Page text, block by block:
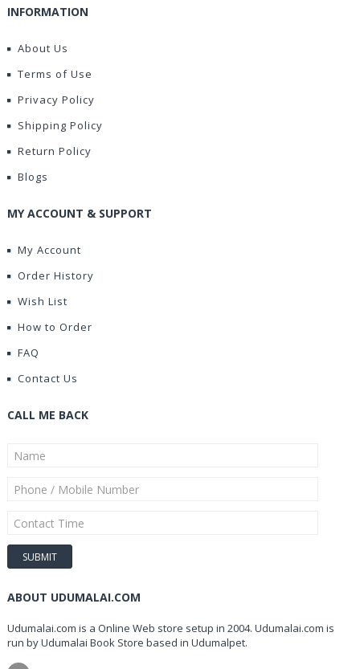
INFORMATION
About Us
Terms of Use
Privacy Policy
Shipping Policy
Return Policy
Blogs
MY ACCOUNT & SUPPORT
My Account
Order History
Wish List
How to Order
FAQ
Contact Us
CALL ME BACK
ABOUT UDUMALAI.COM
Udumalai.com is a Online Web store setup in 2004. Udumalai.com is
run by Udumalai Book Store based in Udumalpet.